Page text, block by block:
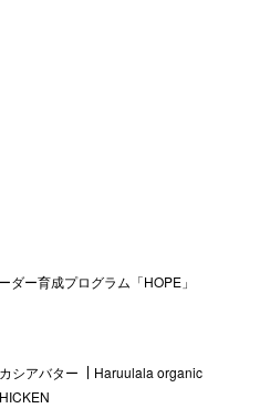
ダー育成プログラム「HOPE」
シアバター
Haruulala organic